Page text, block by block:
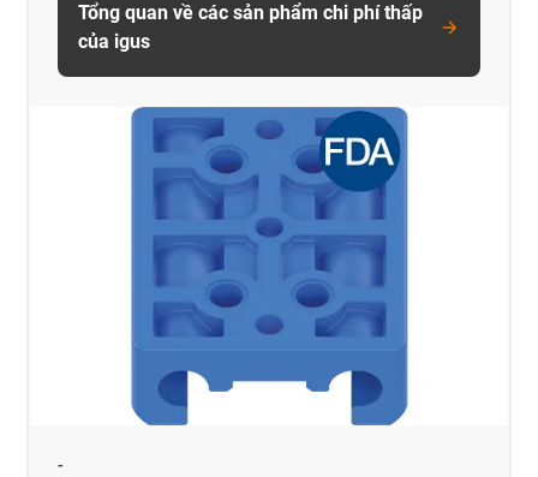
-
Tổng quan về các sản phẩm chi phí thấp
của igus